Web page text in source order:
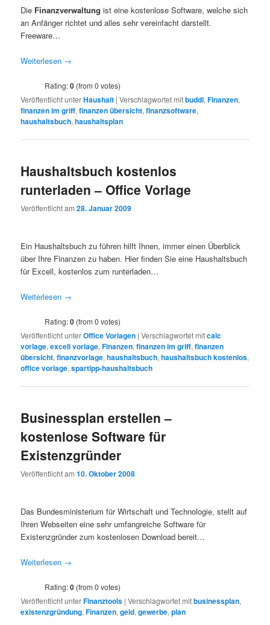
Die Finanzverwaltung ist eine kostenlose Software, welche sich
an Anfänger richtet und alles sehr vereinfacht darstellt.
Freeware…
Weiterlesen →
Rating:0 (from 0 votes)
Veröffentlicht unterHaushalt |Verschlagwortet mitbuddi,Finanzen,
finanzen im griff,finanzen übersicht,finanzsoftware,
haushaltsbuch,haushaltsplan
Haushaltsbuch kostenlos
runterladen – Office Vorlage
Veröffentlicht am28. Januar 2009
Ein Haushaltsbuch zu führen hilft Ihnen, immer einen Überblick
über Ihre Finanzen zu haben. Hier finden Sie eine Haushaltsbuch
für Excell, kostenlos zum runterladen…
Weiterlesen →
Rating:0 (from 0 votes)
Veröffentlicht unterOffice Vorlagen |Verschlagwortet mitcalc
vorlage,excell vorlage,Finanzen,finanzen im griff,finanzen
übersicht,finanzvorlage,haushaltsbuch,haushaltsbuch kostenlos,
office vorlage,spartipp-haushaltsbuch
Businessplan erstellen –
kostenlose Software für
Existenzgründer
Veröffentlicht am10. Oktober 2008
Das Bundesministerium für Wirtschaft und Technologie, stellt auf
Ihren Webseiten eine sehr umfangreiche Software für
Existenzgründer zum kostenlosen Download bereit…
Weiterlesen →
Rating:0 (from 0 votes)
Veröffentlicht unterFinanztools |Verschlagwortet mitbusinessplan,
existenzgründung,Finanzen,geld,gewerbe,plan